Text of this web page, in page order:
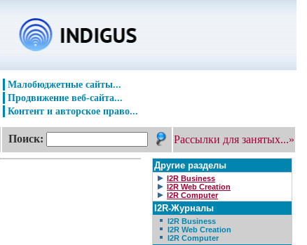
Малобюджетные сайты...
Продвижение веб-сайта...
Контент и авторское право...
Поиск: Рассылки для занятых...»
Другие разделы
I2R Business
I2R Web Creation
I2R Computer
I2R-Журналы
I2R Business
I2R Web Creation
I2R Computer